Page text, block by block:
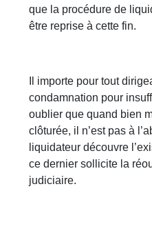
que la procédure de
être reprise à cette fin.
Il importe pour tout
condamnation pour
oublier que quand bien
clôturée, il n’est pas à
liquidateur découvre
ce dernier sollicite la
judiciaire.